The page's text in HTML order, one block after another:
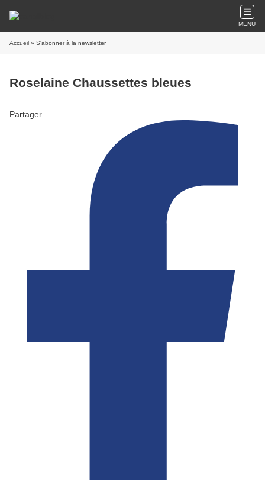
MENU
Accueil » S'abonner à la newsletter
Roselaine Chaussettes bleues
Partager